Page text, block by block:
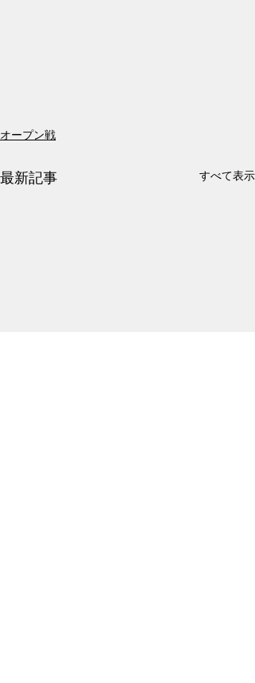
オープン戦
最新記事 すべて表示